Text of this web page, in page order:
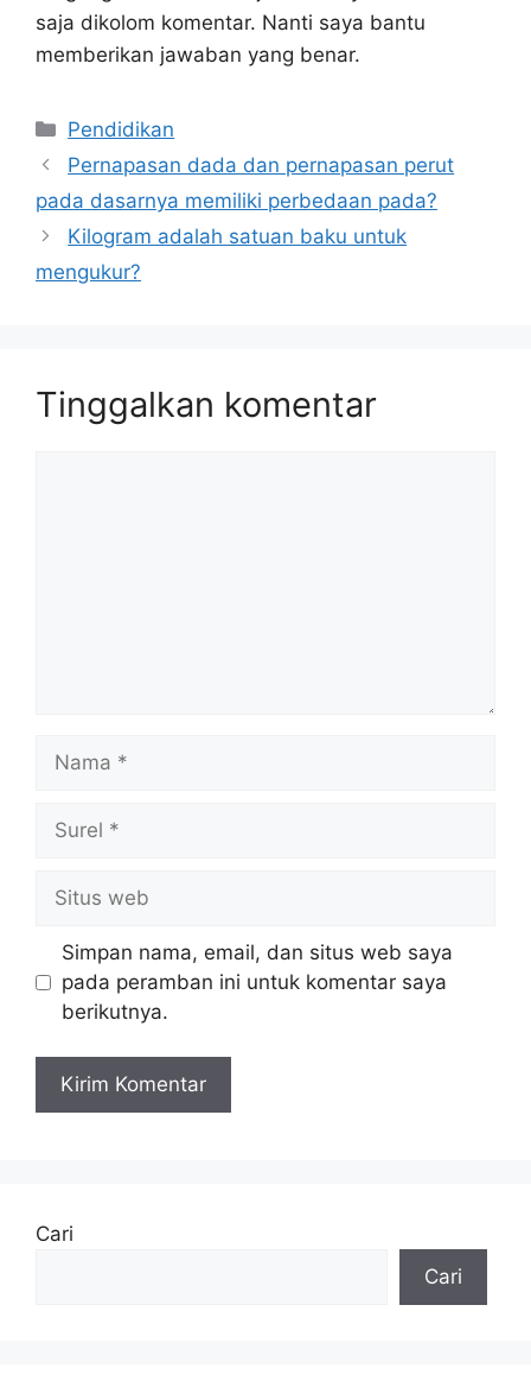
saja dikolom komentar. Nanti saya bantu
memberikan jawaban yang benar.
Kategori
Pendidikan
Pernapasan dada dan pernapasan perut
pada dasarnya memiliki perbedaan pada?
Kilogram adalah satuan baku untuk
mengukur?
Tinggalkan komentar
web
Simpan nama, email, dan situs web saya
pada peramban ini untuk komentar saya
berikutnya.
Cari
Cari